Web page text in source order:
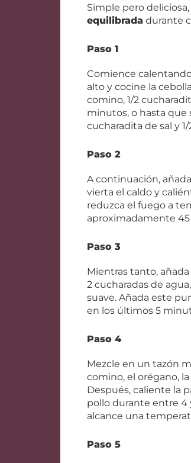
Simple pero
equilibrada durante
Paso 1
Comience
alto y cocine la
comino, 1/2
minutos, o hasta que
cucharadita de sal y
Paso 2
A continuación,
vierta el caldo y
reduzca el fuego a
aproximadamente
Paso 3
Mientras tanto,
2 cucharadas de
suave. Añada este
en los últimos 5
Paso 4
Mezcle en un tazón
comino, el orégano,
Después, caliente la
pollo durante entre 4
alcance una
Paso 5